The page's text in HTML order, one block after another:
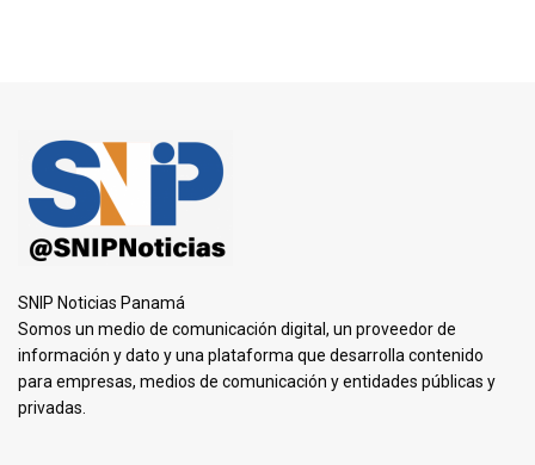
SNIP Noticias Panamá
Somos un medio de comunicación digital, un proveedor de
información y dato y una plataforma que desarrolla contenido
para empresas, medios de comunicación y entidades públicas y
privadas.